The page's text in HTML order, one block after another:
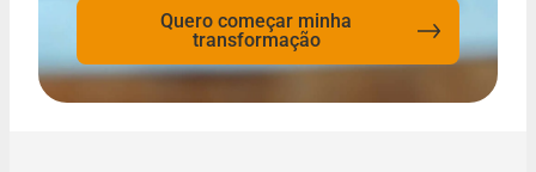
Quero começar minha
transformação